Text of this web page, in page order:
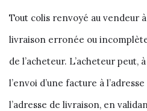
Tout colis renvoyé au vendeur à
livraison erronée ou
de l’acheteur. L’acheteur peut,
l’envoi d’une facture à
l’adresse de livraison, en